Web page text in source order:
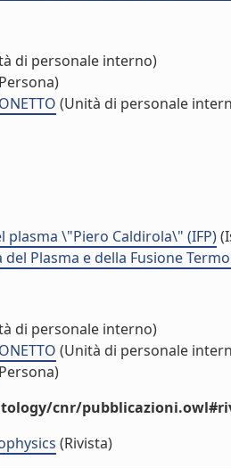
di personale interno)
(Unità di personale
plasma \"Piero Caldirola\" (IFP)
del Plasma e della Fusione
di personale interno)
(Unità di personale
cnr/
(Rivista)